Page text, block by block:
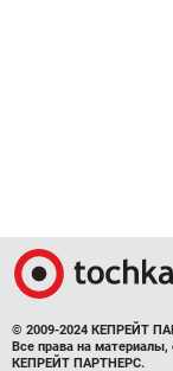
© 2009-2024 КЕПРЕЙТ
Все права на
КЕПРЕЙТ ПАРТНЕРС.